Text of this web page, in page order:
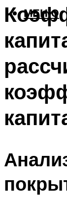
МЕНЮ